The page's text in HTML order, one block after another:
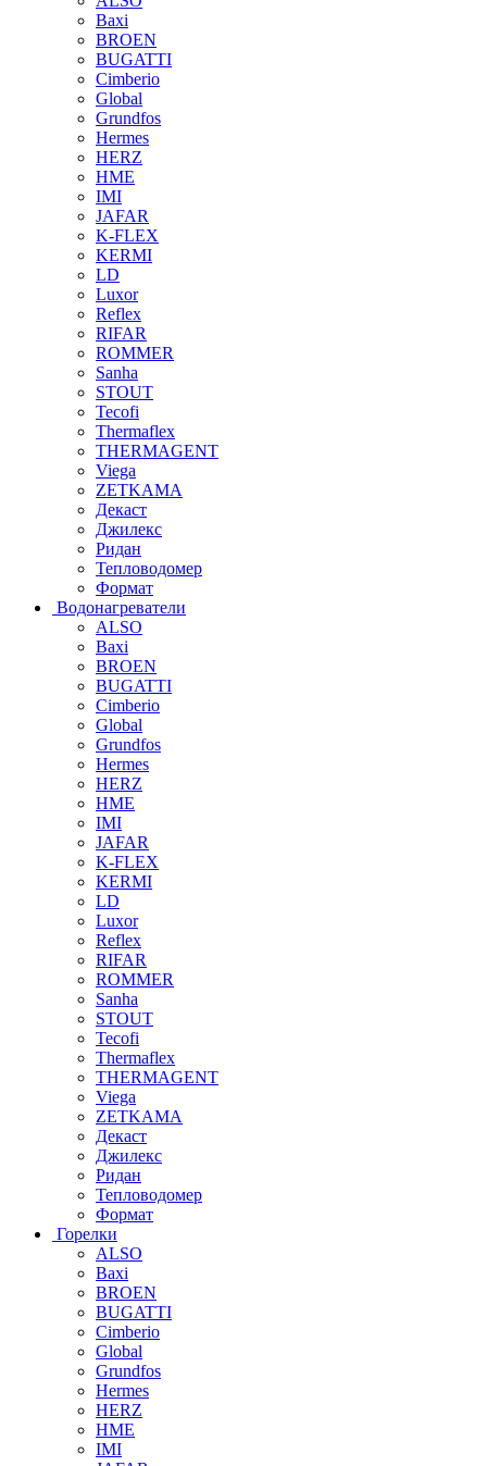
Baxi
BROEN
BUGATTI
Cimberio
Global
Grundfos
Hermes
HERZ
HME
IMI
JAFAR
K-FLEX
KERMI
LD
Luxor
Reflex
RIFAR
ROMMER
Sanha
STOUT
Tecofi
Thermaflex
THERMAGENT
Viega
ZETKAMA
Декаст
Джилекс
Ридан
Тепловодомер
Формат
Водонагреватели
ALSO
Baxi
BROEN
BUGATTI
Cimberio
Global
Grundfos
Hermes
HERZ
HME
IMI
JAFAR
K-FLEX
KERMI
LD
Luxor
Reflex
RIFAR
ROMMER
Sanha
STOUT
Tecofi
Thermaflex
THERMAGENT
Viega
ZETKAMA
Декаст
Джилекс
Ридан
Тепловодомер
Формат
Горелки
ALSO
Baxi
BROEN
BUGATTI
Cimberio
Global
Grundfos
Hermes
HERZ
HME
IMI